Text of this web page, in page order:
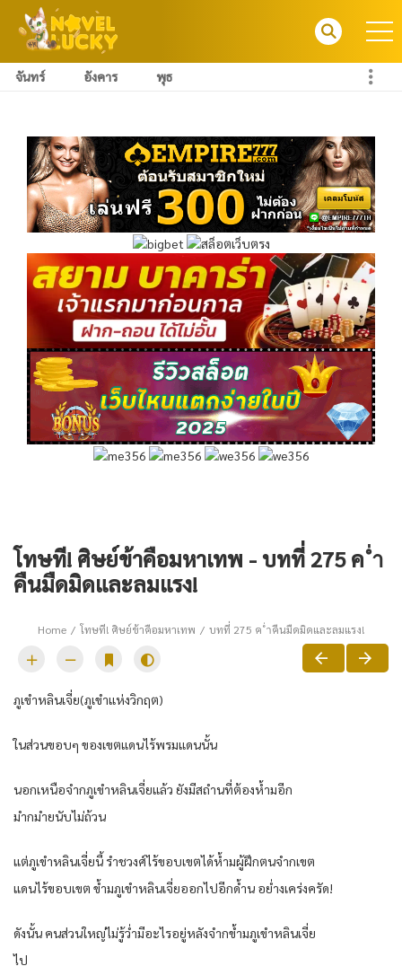
จันทร์ อังคาร พุธ
โทษที! ศิษย์ข้าคือมหาเทพ - บทที่ 275 ค ่ำ
คืนมืดมิดและลมแรง!
Home โทษที! ศิษย์ข้าคือมหาเทพ บทที่ 275 ค ่ำคืนมืดมิดและลมแรง!
ภูเขำหลินเจี่ย(ภูเขำแห่งวิกฤต)
ในส่วนขอบๆ ของเขตแดนไร้พรมแดนนั้น
นอกเหนือจำกภูเขำหลินเจี่ยแล้ว ยังมีสถำนที่ต้องห้ำมอีก
มำกมำยนับไม่ถ้วน
แต่ภูเขำหลินเจี่ยนี้ รำชวงศ์ไร้ขอบเขตได้ห้ำมผู้ฝึกตนจำกเขต
แดนไร้ขอบเขต ข้ำมภูเขำหลินเจี่ยออกไปอีกด้ำน อย่ำงเคร่งครัด!
ดังนั้น คนส่วนใหญ่ไม่รู้ว่ำมีอะไรอยู่หลังจำกข้ำมภูเขำหลินเจี่ย
ไป